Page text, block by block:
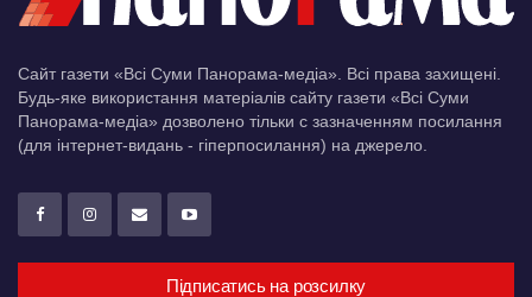
Сайт газети «Всі Суми Панорама-медіа». Всі права захищені.
Будь-яке використання матеріалів сайту газети «Всі Суми
Панорама-медіа» дозволено тільки c зазначенням посилання
(для інтернет-видань - гіперпосилання) на джерело.
Підписатись на розсилку